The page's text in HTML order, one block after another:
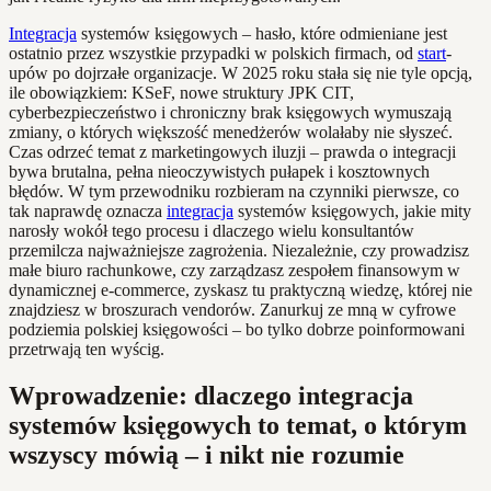
Integracja systemów księgowych – hasło, które odmieniane jest
ostatnio przez wszystkie przypadki w polskich firmach, od start-
upów po dojrzałe organizacje. W 2025 roku stała się nie tyle opcją,
ile obowiązkiem: KSeF, nowe struktury JPK CIT,
cyberbezpieczeństwo i chroniczny brak księgowych wymuszają
zmiany, o których większość menedżerów wolałaby nie słyszeć.
Czas odrzeć temat z marketingowych iluzji – prawda o integracji
bywa brutalna, pełna nieoczywistych pułapek i kosztownych
błędów. W tym przewodniku rozbieram na czynniki pierwsze, co
tak naprawdę oznacza integracja systemów księgowych, jakie mity
narosły wokół tego procesu i dlaczego wielu konsultantów
przemilcza najważniejsze zagrożenia. Niezależnie, czy prowadzisz
małe biuro rachunkowe, czy zarządzasz zespołem finansowym w
dynamicznej e-commerce, zyskasz tu praktyczną wiedzę, której nie
znajdziesz w broszurach vendorów. Zanurkuj ze mną w cyfrowe
podziemia polskiej księgowości – bo tylko dobrze poinformowani
przetrwają ten wyścig.
Wprowadzenie: dlaczego integracja
systemów księgowych to temat, o którym
wszyscy mówią – i nikt nie rozumie